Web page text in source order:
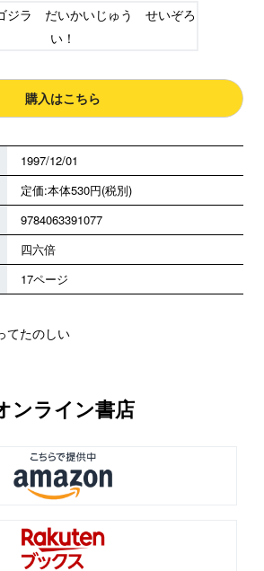
購入はこちら
1997/12/01
定価:本体530円(税別)
9784063391077
四六倍
17ページ
てたのしい
ンライン書店